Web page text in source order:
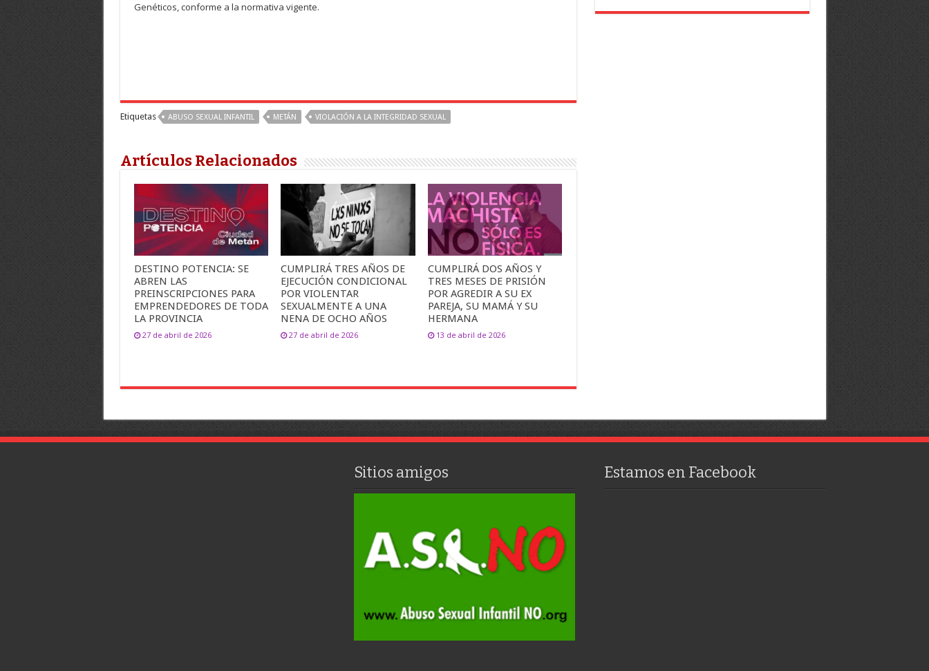
Genéticos, conforme a la normativa vigente.
Etiquetas ABUSO SEXUAL INFANTIL METÁN VIOLACIÓN A LA INTEGRIDAD SEXUAL
Artículos Relacionados
DESTINO POTENCIA: SE
ABREN LAS
PREINSCRIPCIONES PARA
EMPRENDEDORES DE TODA
LA PROVINCIA
27 de abril de 2026
CUMPLIRÁ TRES AÑOS DE
EJECUCIÓN CONDICIONAL
POR VIOLENTAR
SEXUALMENTE A UNA
NENA DE OCHO AÑOS
27 de abril de 2026
CUMPLIRÁ DOS AÑOS Y
TRES MESES DE PRISIÓN
POR AGREDIR A SU EX
PAREJA, SU MAMÁ Y SU
HERMANA
13 de abril de 2026
Sitios amigos Estamos en Facebook